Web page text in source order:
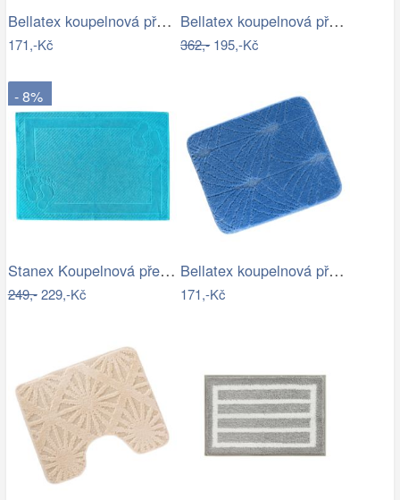
Bellatex koupelnová předložka BANY…
171,-Kč
Bellatex koupelnová předložka 3D tisk…
362,-195,-Kč
- 8%
Stanex Koupelnová předložka Mexico…
249,-229,-Kč
Bellatex koupelnová předložka BANY…
171,-Kč